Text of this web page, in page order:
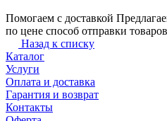
Помогаем с доставкой
по цене способ отправки товаров
Назад к списку
Каталог
Услуги
Оплата и доставка
Гарантия и возврат
Контакты